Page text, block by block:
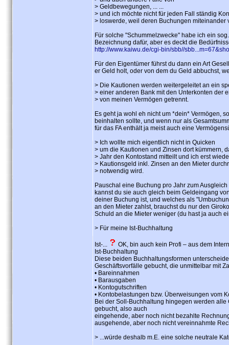
> Geldbewegungen, ... ...
> und ich möchte nicht für jeden Fall ständig
> loswerde, weil deren Buchungen miteinander
Für solche "Schummelzwecke" habe ich ein
Bezeichnung dafür, aber es deckt die
http://www.kaiwu.de/cgi-bin/sbb//
Für den Eigentümer führst du dann ein Art
er Geld holt, oder von dem du Geld abbuchst,
> Die Kautionen werden weitergeleitet an ein
> einer anderen Bank mit den Unterkonten der
> von meinen Vermögen getrennt.
Es geht ja wohl eh nicht um *dein* Vermögen,
beinhalten sollte, und wenn nur als
für das FA enthält ja meist auch eine
> Ich wollte mich eigentlich nicht in Quicken
> um die Kautionen und Zinsen dort kümmern,
> Jahr den Kontostand mitteilt und ich erst
> Kautionsgeld inkl. Zinsen an den Mieter
> notwendig wird.
Pauschal eine Buchung pro Jahr zum
kannst du sie auch gleich beim Geldeingang
deiner Buchung ist, und welches als
an den Mieter zahlst, brauchst du nur den
Schuld an die Mieter weniger (du hast ja auch
> Für meine Ist-Buchhaltung
Ist-...
OK, bin auch kein Profi – aus dem
Ist-Buchhaltung
Diese beiden Buchhaltungsformen
Geschäftsvorfälle gebucht, die unmittelbar mit
• Bareinnahmen
• Barausgaben
• Kontogutschriften
• Kontobelastungen bzw. Überweisungen vom
Bei der Soll-Buchhaltung hingegen werden alle
gebucht, also auch
eingehende, aber noch nicht bezahlte
ausgehende, aber noch nicht vereinnahmte
> ...würde deshalb m.E. eine solche neutrale